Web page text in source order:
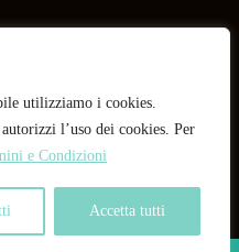
utilizziamo i cookies.
l’uso dei cookies. Per
e Condizioni
Accetta tutti